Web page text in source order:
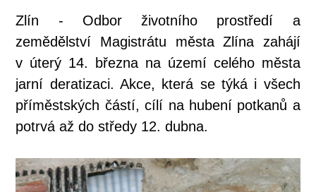
Zlín - Odbor životního prostředí a
zemědělství Magistrátu města Zlína zahájí
v úterý 14. března na území celého města
jarní deratizaci. Akce, která se týká i všech
příměstských částí, cílí na hubení potkanů a
potrvá až do středy 12. dubna.